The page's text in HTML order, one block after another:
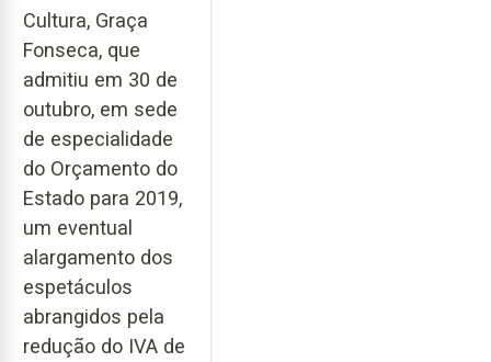
Cultura, Graça
Fonseca, que
admitiu em 30 de
outubro, em sede
de especialidade
do Orçamento do
Estado para 2019,
um eventual
alargamento dos
espetáculos
abrangidos pela
redução do IVA de